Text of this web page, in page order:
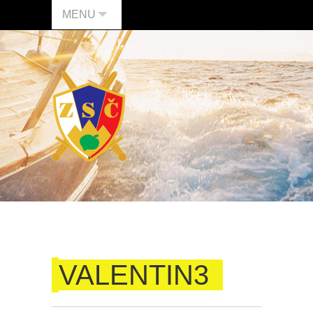
MENU
VALENTIN3